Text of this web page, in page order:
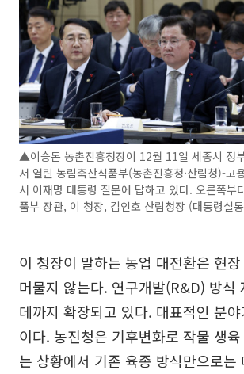
▲이승돈 농촌진흥청장이 12월 11일 세종시 정
서 열린 농림축산식품부(농촌진흥청·산림청)-고
서 이재명 대통령 질문에 답하고 있다. 오른쪽부
품부 장관, 이 청장, 김인호 산림청장 (대통령실
이 청장이 말하는 농업 대전환은 현
머물지 않는다. 연구개발(R&D) 방식
데까지 확장되고 있다. 대표적인 분
이다. 농진청은 기후변화로 작물 생
는 상황에서 기존 육종 방식만으로는